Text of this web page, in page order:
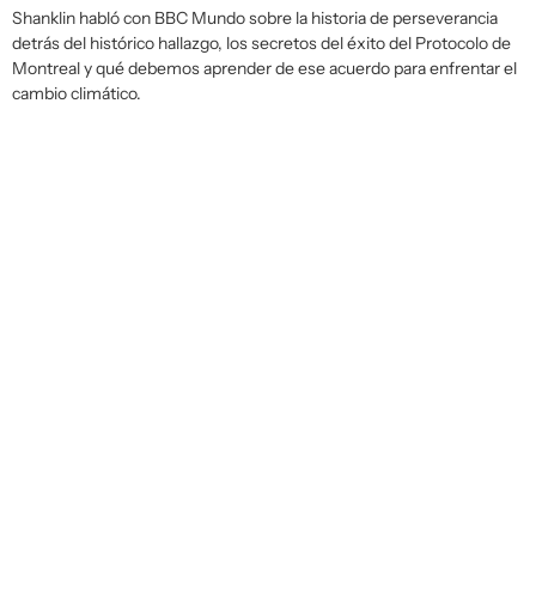
Shanklin habló con BBC Mundo sobre la historia de perseverancia
detrás del histórico hallazgo, los secretos del éxito del Protocolo de
Montreal y qué debemos aprender de ese acuerdo para enfrentar el
cambio climático.